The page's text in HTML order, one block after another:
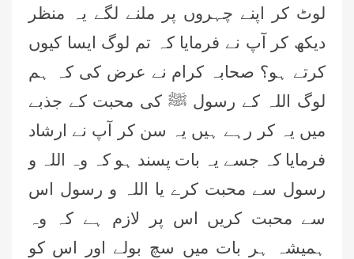
لوٹ کر اپنے چہروں پر ملنے لگے یہ منظر
دیکھ کر آپ نے فرمایا کہ تم لوگ ایسا کیوں
کرتے ہو؟ صحابہ کرام نے عرض کی کہ ہم
لوگ اللہ کے رسول ﷺ کی محبت کے جذبے
میں یہ کر رہے ہیں یہ سن کر آپ نے ارشاد
فرمایا کہ جسے یہ بات پسند ہو کہ وہ اللہ و
رسول سے محبت کرے یا اللہ و رسول اس
سے محبت کریں اس پر لازم ہے کہ وہ
ہمیشہ ہر بات میں سچ بولے اور اس کو